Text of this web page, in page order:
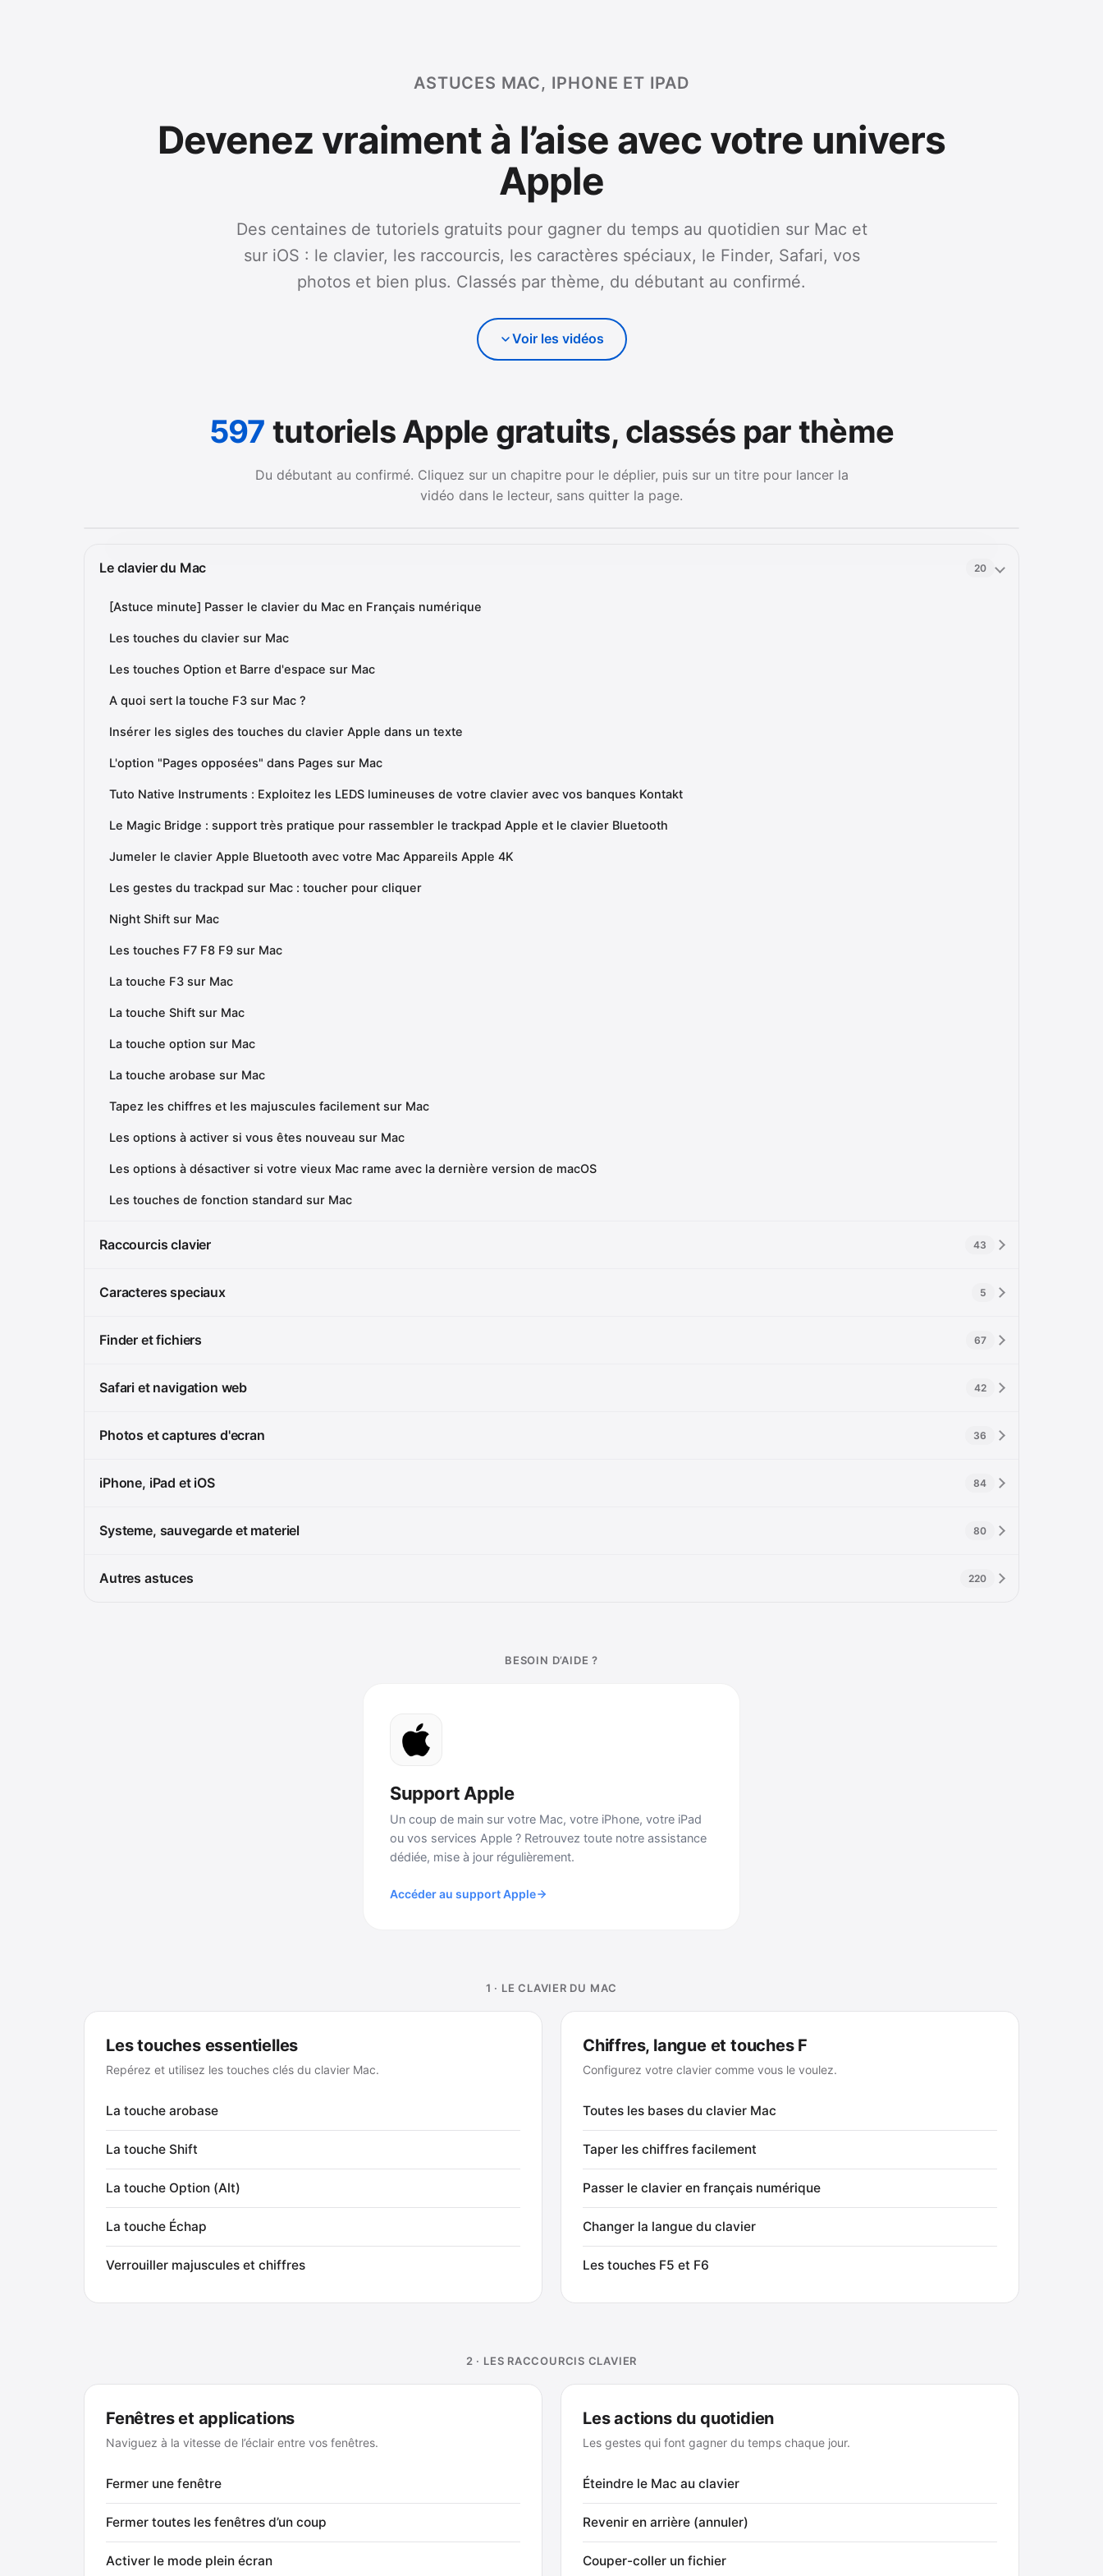
ASTUCES MAC, IPHONE ET IPAD
Devenez vraiment à l’aise avec votre univers
Apple
Des centaines de tutoriels gratuits pour gagner du temps au quotidien sur Mac et
sur iOS : le clavier, les raccourcis, les caractères spéciaux, le Finder, Safari, vos
photos et bien plus. Classés par thème, du débutant au confirmé.
Voir les vidéos
597 tutoriels Apple gratuits, classés par thème
Du débutant au confirmé. Cliquez sur un chapitre pour le déplier, puis sur un titre pour lancer la
vidéo dans le lecteur, sans quitter la page.
Le clavier du Mac 20
[Astuce minute] Passer le clavier du Mac en Français numérique
Les touches du clavier sur Mac
Les touches Option et Barre d'espace sur Mac
A quoi sert la touche F3 sur Mac ?
Insérer les sigles des touches du clavier Apple dans un texte
L'option "Pages opposées" dans Pages sur Mac
Tuto Native Instruments : Exploitez les LEDS lumineuses de votre clavier avec vos banques Kontakt
Le Magic Bridge : support très pratique pour rassembler le trackpad Apple et le clavier Bluetooth
Jumeler le clavier Apple Bluetooth avec votre Mac Appareils Apple 4K
Les gestes du trackpad sur Mac : toucher pour cliquer
Night Shift sur Mac
Les touches F7 F8 F9 sur Mac
La touche F3 sur Mac
La touche Shift sur Mac
La touche option sur Mac
La touche arobase sur Mac
Tapez les chiffres et les majuscules facilement sur Mac
Les options à activer si vous êtes nouveau sur Mac
Les options à désactiver si votre vieux Mac rame avec la dernière version de macOS
Les touches de fonction standard sur Mac
Raccourcis clavier 43
Caracteres speciaux 5
Finder et fichiers 67
Safari et navigation web 42
Photos et captures d'ecran 36
iPhone, iPad et iOS 84
Systeme, sauvegarde et materiel 80
Autres astuces 220
BESOIN D’AIDE ?
Support Apple
Un coup de main sur votre Mac, votre iPhone, votre iPad
ou vos services Apple ? Retrouvez toute notre assistance
dédiée, mise à jour régulièrement.
Accéder au support Apple
1 · LE CLAVIER DU MAC
Les touches essentielles
Repérez et utilisez les touches clés du clavier Mac.
La touche arobase
La touche Shift
La touche Option (Alt)
La touche Échap
Verrouiller majuscules et chiffres
Chiffres, langue et touches F
Configurez votre clavier comme vous le voulez.
Toutes les bases du clavier Mac
Taper les chiffres facilement
Passer le clavier en français numérique
Changer la langue du clavier
Les touches F5 et F6
2 · LES RACCOURCIS CLAVIER
Fenêtres et applications
Naviguez à la vitesse de l’éclair entre vos fenêtres.
Fermer une fenêtre
Fermer toutes les fenêtres d’un coup
Activer le mode plein écran
Les actions du quotidien
Les gestes qui font gagner du temps chaque jour.
Éteindre le Mac au clavier
Revenir en arrière (annuler)
Couper-coller un fichier